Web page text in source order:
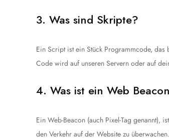
3. Was sind Skripte?
Ein Script ist ein Stück Programmcode,
Code wird auf unseren Servern oder auf
4. Was ist ein Web
Ein Web-Beacon (auch Pixel-Tag genannt),
den Verkehr auf der Website zu